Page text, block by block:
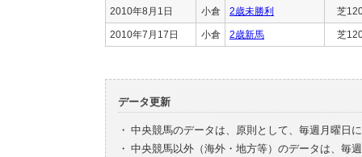
2010年8月1日 小倉 2歳未勝利 芝
2010年7月17日 小倉 2歳新馬 芝
データ更新
・ 中央競馬のデータは、原則として、毎週月曜日
・ 中央競馬以外（海外・地方等）のデータは、毎